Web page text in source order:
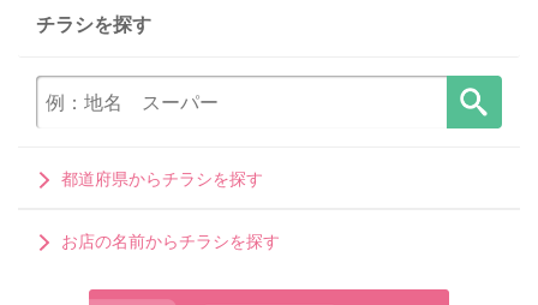
チラシを探す
都道府県からチラシを探す
お店の名前からチラシを探す